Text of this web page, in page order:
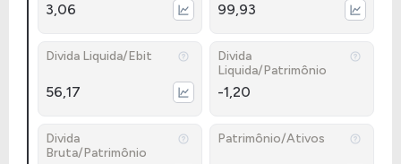
3,06 99,93
Divida Liquida/Ebit
56,17
Divida
Liquida/Patrimônio
-1,20
Divida
Bruta/Patrimônio
Patrimônio/Ativos